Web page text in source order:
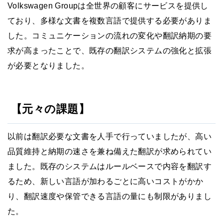
Volkswagen Groupは全世界の顧客にサービスを提供し
ており、多様な文書を複数言語で提供する必要がありま
した。コミュニケーションの流れの変化や翻訳納期の要
求が高まったことで、既存の翻訳システムの強化と拡張
が必要となりました。
【元々の課題】
以前は翻訳必要な文書を人手で行っていましたが、高い
品質維持と納期の速さを兼ね備えた翻訳が求められてい
ました。既存のシステムはルールベースで内容を翻訳す
るため、新しい言語が加わるごとに高いコストがかか
り、翻訳速度や保管できる言語の量にも制限がありまし
た。